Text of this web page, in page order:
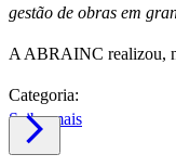
gestão de obras em
A ABRAINC realizou,
Categoria:
Saiba mais
